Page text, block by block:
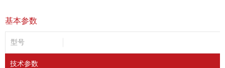
基本参数
型号
技术参数